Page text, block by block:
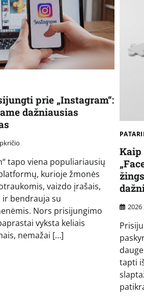
prie „Instagram“:
dažniausias
tapo viena populiariausių
kurioje žmonės
vaizdo įrašais,
bendrauja su
Nors prisijungimo
vyksta keliais
nemažai […]
2026
tapti